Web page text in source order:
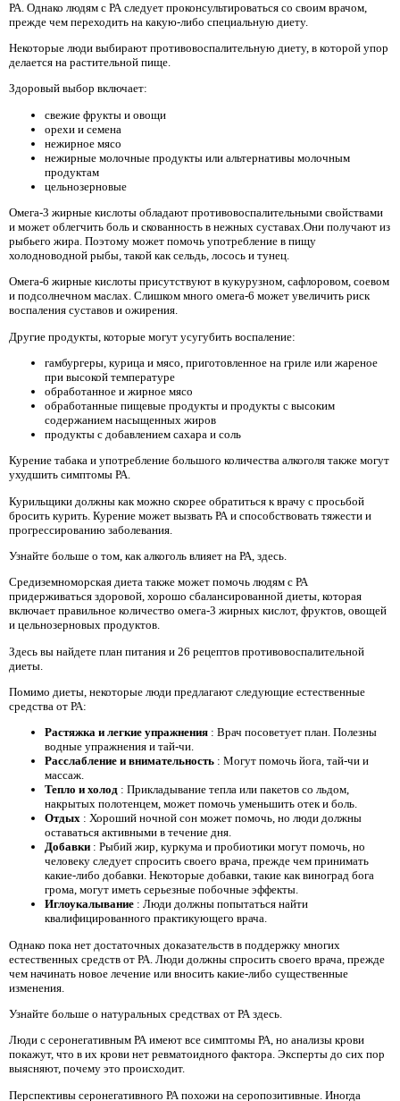
РА. Однако людям с РА следует проконсультироваться со своим врачом,
прежде чем переходить на какую-либо специальную диету.
Некоторые люди выбирают противовоспалительную диету, в которой упор
делается на растительной пище.
Здоровый выбор включает:
свежие фрукты и овощи
орехи и семена
нежирное мясо
нежирные молочные продукты или альтернативы молочным
продуктам
цельнозерновые
Омега-3 жирные кислоты обладают противовоспалительными свойствами
и может облегчить боль и скованность в нежных суставах.Они получают из
рыбьего жира. Поэтому может помочь употребление в пищу
холодноводной рыбы, такой как сельдь, лосось и тунец.
Омега-6 жирные кислоты присутствуют в кукурузном, сафлоровом, соевом
и подсолнечном маслах. Слишком много омега-6 может увеличить риск
воспаления суставов и ожирения.
Другие продукты, которые могут усугубить воспаление:
гамбургеры, курица и мясо, приготовленное на гриле или жареное
при высокой температуре
обработанное и жирное мясо
обработанные пищевые продукты и продукты с высоким
содержанием насыщенных жиров
продукты с добавлением сахара и соль
Курение табака и употребление большого количества алкоголя также могут
ухудшить симптомы РА.
Курильщики должны как можно скорее обратиться к врачу с просьбой
бросить курить. Курение может вызвать РА и способствовать тяжести и
прогрессированию заболевания.
Узнайте больше о том, как алкоголь влияет на РА, здесь.
Средиземноморская диета также может помочь людям с РА
придерживаться здоровой, хорошо сбалансированной диеты, которая
включает правильное количество омега-3 жирных кислот, фруктов, овощей
и цельнозерновых продуктов.
Здесь вы найдете план питания и 26 рецептов противовоспалительной
диеты.
Помимо диеты, некоторые люди предлагают следующие естественные
средства от РА:
Растяжка и легкие упражнения : Врач посоветует план. Полезны
водные упражнения и тай-чи.
Расслабление и внимательность : Могут помочь йога, тай-чи и
массаж.
Тепло и холод : Прикладывание тепла или пакетов со льдом,
накрытых полотенцем, может помочь уменьшить отек и боль.
Отдых : Хороший ночной сон может помочь, но люди должны
оставаться активными в течение дня.
Добавки : Рыбий жир, куркума и пробиотики могут помочь, но
человеку следует спросить своего врача, прежде чем принимать
какие-либо добавки. Некоторые добавки, такие как виноград бога
грома, могут иметь серьезные побочные эффекты.
Иглоукалывание : Люди должны попытаться найти
квалифицированного практикующего врача.
Однако пока нет достаточных доказательств в поддержку многих
естественных средств от РА. Люди должны спросить своего врача, прежде
чем начинать новое лечение или вносить какие-либо существенные
изменения.
Узнайте больше о натуральных средствах от РА здесь.
Люди с серонегативным РА имеют все симптомы РА, но анализы крови
покажут, что в их крови нет ревматоидного фактора. Эксперты до сих пор
выясняют, почему это происходит.
Перспективы серонегативного РА похожи на серопозитивные. Иногда